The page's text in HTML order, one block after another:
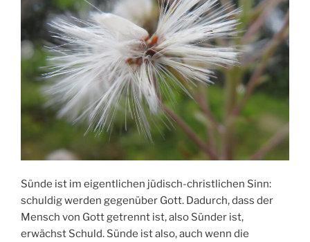
Sünde ist im eigentlichen jüdisch-christlichen Sinn:
schuldig werden gegenüber Gott. Dadurch, dass der
Mensch von Gott getrennt ist, also Sünder ist,
erwächst Schuld. Sünde ist also, auch wenn die